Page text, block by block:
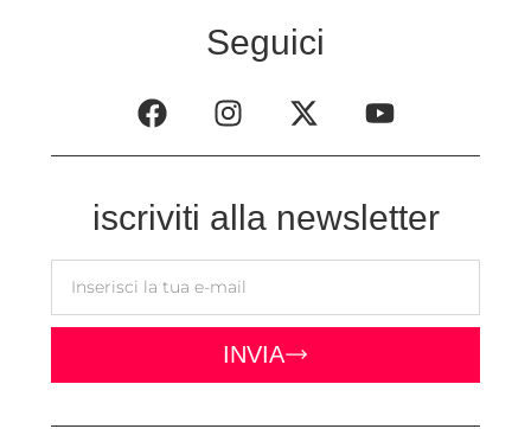
Seguici
iscriviti alla newsletter
INVIA